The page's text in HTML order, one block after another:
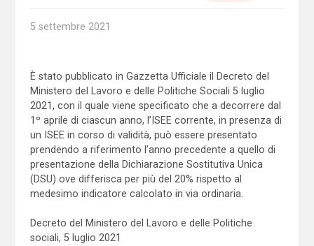
5 settembre 2021
È stato pubblicato in Gazzetta Ufficiale il Decreto del
Ministero del Lavoro e delle Politiche Sociali 5 luglio
2021, con il quale viene specificato che a decorrere dal
1º aprile di ciascun anno, l’ISEE corrente, in presenza di
un ISEE in corso di validità, può essere presentato
prendendo a riferimento l’anno precedente a quello di
presentazione della Dichiarazione Sostitutiva Unica
(DSU) ove differisca per più del 20% rispetto al
medesimo indicatore calcolato in via ordinaria.
Decreto del Ministero del Lavoro e delle Politiche
sociali, 5 luglio 2021